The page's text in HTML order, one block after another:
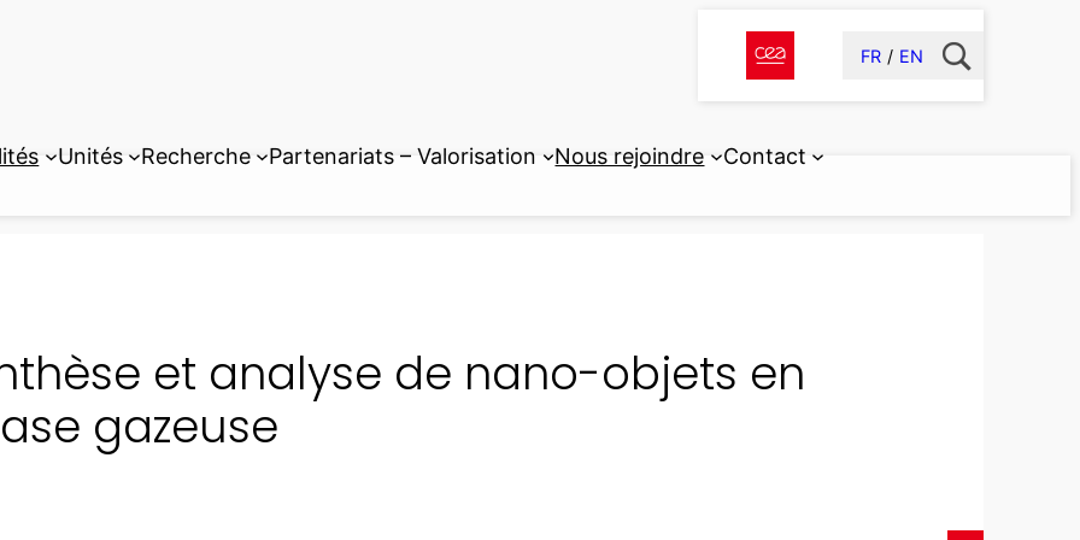
FR EN
Unités Recherche Partenariats – Valorisation Nous rejoindre Contact
et analyse de nano-objets en
gazeuse